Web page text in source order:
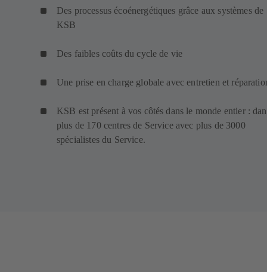
Des processus écoénergétiques grâce aux systèmes de
KSB
Des faibles coûts du cycle de vie
Une prise en charge globale avec entretien et
KSB est présent à vos côtés dans le monde entier :
plus de 170 centres de Service avec plus de 3000
spécialistes du Service.